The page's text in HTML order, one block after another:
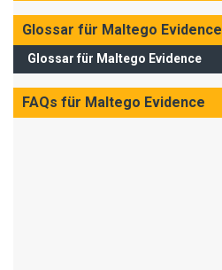
Glossar für Maltego Evidence
Glossar für Maltego Evidence
FAQs für Maltego Evidence